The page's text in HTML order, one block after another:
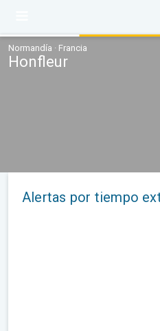
Normandía · Francia
Honfleur
Alertas por tiempo